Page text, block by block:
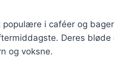
i caféer og
Deres
og voksne.